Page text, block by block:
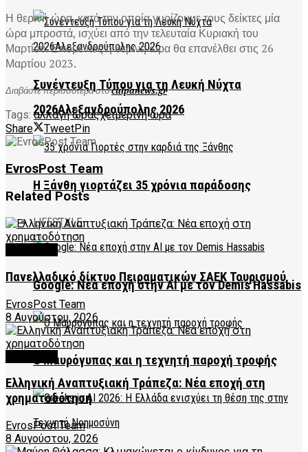
Συνέντευξη Τύπου για τη Λευκή Νύχτα
2026Αλεξανδρούπολης 2026
Η Ξάνθη γιορτάζει 35 χρόνια παράδοσης
LIFESTYLE
Google: Νέα εποχή στην AI με τον Demis Hassabis
Ο Μαυρόγυπας και η τεχνητή παροχή τροφής
Η θερινή ώρα, κατά την οποία γυρίζουμε τους δείκτες μία
ώρα μπροστά, ισχύει από την τελευταία Κυριακή του
Μαρτίου. Επομένως η θερινή ώρα θα επανέλθει στις 26
Μαρτίου 2023.
Διαβάστε περισσότερα στοculpanews.gr
Tags: αλλαγή ώραςχειμερινή ώρα
Share
TweetPin
EvrosPost Team
Related Posts
Πανελλαδικό δίκτυο Πειραματικών ΣΑΕΚ Τουρισμού
EvrosPost Team
8 Αυγούστου, 2026
Ελληνική Αναπτυξιακή Τράπεζα: Νέα εποχή στη
χρηματοδότηση
EvrosPost Team
8 Αυγούστου, 2026